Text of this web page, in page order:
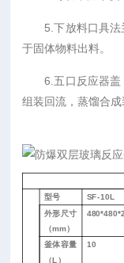
5.下放料口具
于固体物料出料。
6. 五口反应器
组装回流，蒸馏合成
型号
SF-10L
外形尺寸
（mm）
釜体容量
（L）
10